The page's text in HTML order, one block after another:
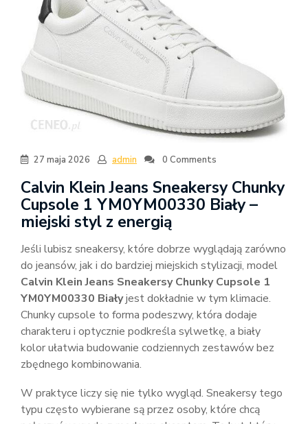
27 maja 2026 admin 0 Comments
Calvin Klein Jeans Sneakersy Chunky
Cupsole 1 YM0YM00330 Biały –
miejski styl z energią
Jeśli lubisz sneakersy, które dobrze wyglądają zarówno
do jeansów, jak i do bardziej miejskich stylizacji, model
Calvin Klein Jeans Sneakersy Chunky Cupsole 1
YM0YM00330 Białyjest dokładnie w tym klimacie.
Chunky cupsole to forma podeszwy, która dodaje
charakteru i optycznie podkreśla sylwetkę, a biały
kolor ułatwia budowanie codziennych zestawów bez
zbędnego kombinowania.
W praktyce liczy się nie tylko wygląd. Sneakersy tego
typu często wybierane są przez osoby, które chcą